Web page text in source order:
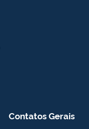
Contatos Gerais